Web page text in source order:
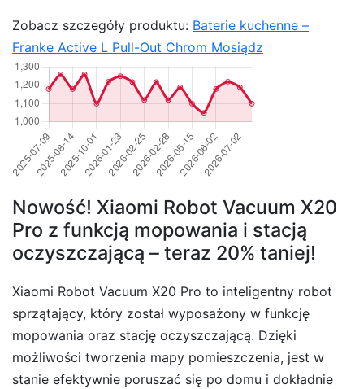
Zobacz szczegóły produktu: Baterie kuchenne –
Franke Active L Pull-Out Chrom Mosiądz
Nowość! Xiaomi Robot Vacuum X20
Pro z funkcją mopowania i stacją
oczyszczającą – teraz 20% taniej!
Xiaomi Robot Vacuum X20 Pro to inteligentny robot
sprzątający, który został wyposażony w funkcję
mopowania oraz stację oczyszczającą. Dzięki
możliwości tworzenia mapy pomieszczenia, jest w
stanie efektywnie poruszać się po domu i dokładnie